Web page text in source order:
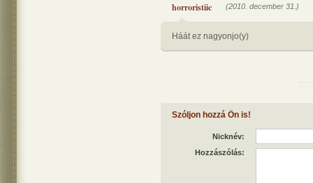
horroristiic (2010. december 31.)
Háát ez nagyonjo(y)
Szóljon hozzá Ön is!
Nicknév:
Hozzászólás: